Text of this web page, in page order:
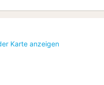
Karte anzeigen